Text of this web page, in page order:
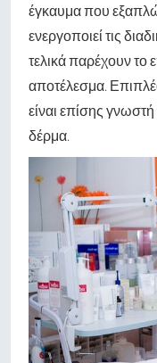
έγκαυμα που
ενεργοποιεί τις
τελικά παρέχουν το
αποτέλεσμα.
είναι επίσης
δέρμα.